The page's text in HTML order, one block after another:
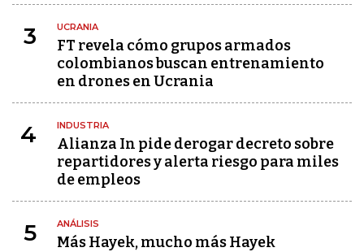
3 UCRANIA
FT revela cómo grupos armados
colombianos buscan entrenamiento
en drones en Ucrania
4 INDUSTRIA
Alianza In pide derogar decreto sobre
repartidores y alerta riesgo para miles
de empleos
5 ANÁLISIS
Más Hayek, mucho más Hayek